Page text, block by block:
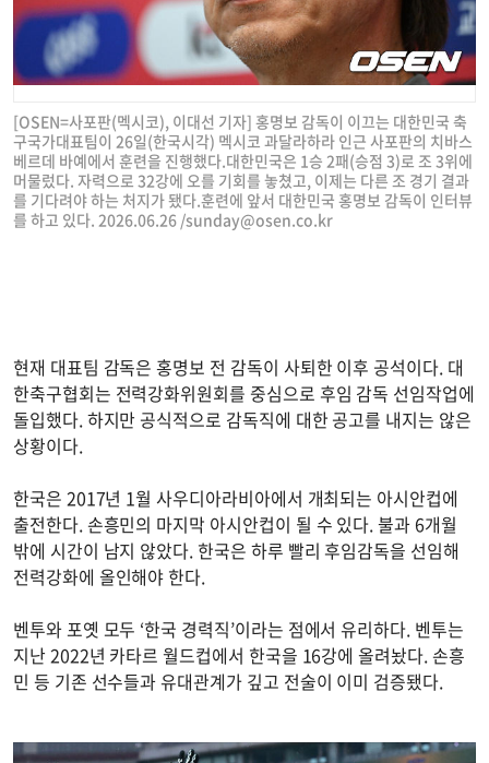
[OSEN=사포판(멕시코), 이대선 기자] 홍명보 감독이 이끄는 대한민국 축
구국가대표팀이 26일(한국시각) 멕시코 과달라하라 인근 사포판의 치바스
베르데 바예에서 훈련을 진행했다.대한민국은 1승 2패(승점 3)로 조 3위에
머물렀다. 자력으로 32강에 오를 기회를 놓쳤고, 이제는 다른 조 경기 결과
를 기다려야 하는 처지가 됐다.훈련에 앞서 대한민국 홍명보 감독이 인터뷰
를 하고 있다. 2026.06.26 /sunday@osen.co.kr
현재 대표팀 감독은 홍명보 전 감독이 사퇴한 이후 공석이다. 대
한축구협회는 전력강화위원회를 중심으로 후임 감독 선임작업에
돌입했다. 하지만 공식적으로 감독직에 대한 공고를 내지는 않은
상황이다.
한국은 2017년 1월 사우디아라비아에서 개최되는 아시안컵에
출전한다. 손흥민의 마지막 아시안컵이 될 수 있다. 불과 6개월
밖에 시간이 남지 않았다. 한국은 하루 빨리 후임감독을 선임해
전력강화에 올인해야 한다.
벤투와 포옛 모두 ‘한국 경력직’이라는 점에서 유리하다. 벤투는
지난 2022년 카타르 월드컵에서 한국을 16강에 올려놨다. 손흥
민 등 기존 선수들과 유대관계가 깊고 전술이 이미 검증됐다.